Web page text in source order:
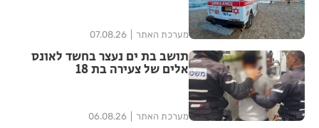
מערכת האתר 07.08.26
תושב בת ים נעצר בחשד לאונס
אלים של צעירה בת 18
מערכת האתר 06.08.26